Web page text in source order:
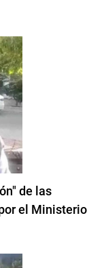
de las
el Ministerio